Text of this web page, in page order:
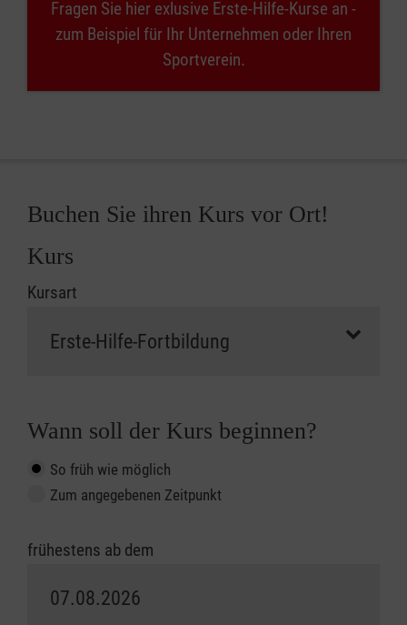
Fragen Sie hier exlusive Erste-Hilfe-Kurse an -
zum Beispiel für Ihr Unternehmen oder Ihren
Sportverein.
Buchen Sie ihren Kurs vor Ort!
Kurs
Kursart
Wann soll der Kurs beginnen?
So früh wie möglich
Zum angegebenen Zeitpunkt
frühestens ab dem